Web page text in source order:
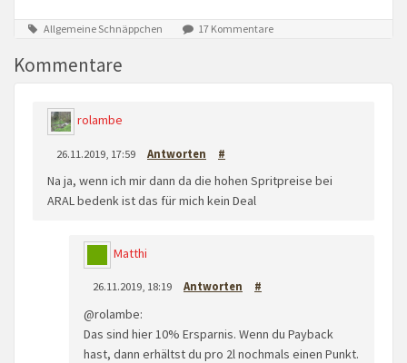
Allgemeine Schnäppchen 17 Kommentare
Kommentare
rolambe
26.11.2019, 17:59 Antworten #
Na ja, wenn ich mir dann da die hohen Spritpreise bei
ARAL bedenk ist das für mich kein Deal
Matthi
26.11.2019, 18:19 Antworten #
@rolambe:
Das sind hier 10% Ersparnis. Wenn du Payback
hast, dann erhältst du pro 2l nochmals einen Punkt.